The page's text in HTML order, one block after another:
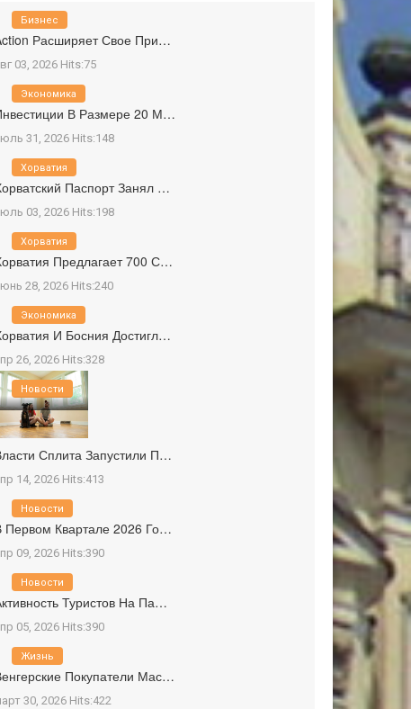
Расширяет Свое При…
03, 2026 Hits:75
Бизнес
В Размере 20 М…
31, 2026 Hits:148
Экономика
Паспорт Занял …
03, 2026 Hits:198
Хорватия
Предлагает 700 С…
28, 2026 Hits:240
Хорватия
И Босния Достигл…
26, 2026 Hits:328
Экономика
Сплита Запустили П…
14, 2026 Hits:413
Новости
Первом Квартале 2026 Го…
09, 2026 Hits:390
Новости
Туристов На Па…
05, 2026 Hits:390
Новости
Покупатели Мас…
30, 2026 Hits:422
Жизнь